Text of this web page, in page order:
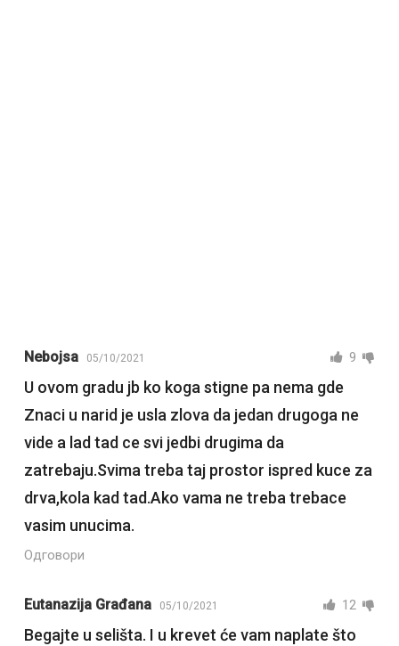
Nebojsa 05/10/2021 9
U ovom gradu jb ko koga stigne pa nema gde
Znaci u narid je usla zlova da jedan drugoga ne
vide a lad tad ce svi jedbi drugima da
zatrebaju.Svima treba taj prostor ispred kuce za
drva,kola kad tad.Ako vama ne treba trebace
vasim unucima.
Одговори
Eutanazija Građana 05/10/2021 12
Begajte u selišta. I u krevet će vam naplate što